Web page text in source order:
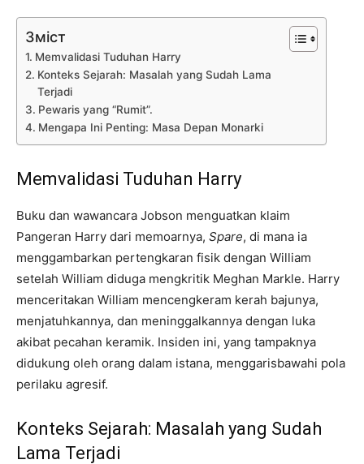
Зміст
Memvalidasi Tuduhan Harry
Konteks Sejarah: Masalah yang Sudah Lama
Terjadi
Pewaris yang “Rumit”.
Mengapa Ini Penting: Masa Depan Monarki
Memvalidasi Tuduhan Harry
Buku dan wawancara Jobson menguatkan klaim
Pangeran Harry dari memoarnya, Spare, di mana ia
menggambarkan pertengkaran fisik dengan William
setelah William diduga mengkritik Meghan Markle. Harry
menceritakan William mencengkeram kerah bajunya,
menjatuhkannya, dan meninggalkannya dengan luka
akibat pecahan keramik. Insiden ini, yang tampaknya
didukung oleh orang dalam istana, menggarisbawahi pola
perilaku agresif.
Konteks Sejarah: Masalah yang Sudah
Lama Terjadi